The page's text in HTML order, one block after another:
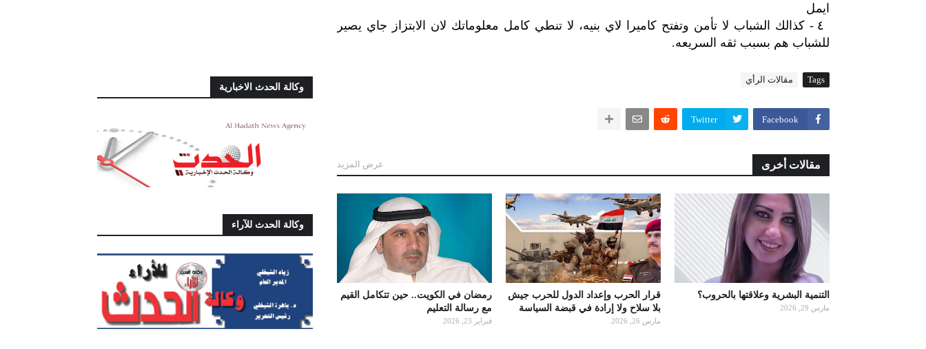
ايمل
٤ - كذالك الشباب لا تأمن وتفتح كاميرا لاي بنيه، لا تنطي کامل معلوماتك لان الابتزاز جاي يصير
للشباب هم بسبب ثقه السريعه.
Tags مقالات الرأي
Facebook
Twitter
مقالات أخرى عرض المزيد
التنمية البشرية وعلاقتها بالحروب؟
مارس 29, 2026
قرار الحرب وإعداد الدول للحرب جيش
بلا سلاح ولا إرادة في قبضة السياسة
مارس 26, 2026
رمضان في الكويت.. حين تتكامل القيم
مع رسالة التعليم
فبراير 23, 2026
وكالة الحدث الاخبارية
وكالة الحدث للآراء